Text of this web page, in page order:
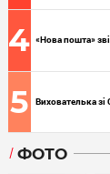
4 «Нова пошта»
5 Вихователька
ФОТО